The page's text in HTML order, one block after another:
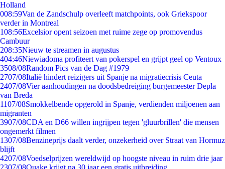
Holland
008:59Van de Zandschulp overleeft matchpoints, ook Griekspoor
verder in Montreal
108:56Excelsior opent seizoen met ruime zege op promovendus
Cambuur
208:35Nieuw te streamen in augustus
404:46Niewiadoma profiteert van pokerspel en grijpt geel op Ventoux
3508/08Random Pics van de Dag #1979
2707/08Italië hindert reizigers uit Spanje na migratiecrisis Ceuta
2407/08Vier aanhoudingen na doodsbedreiging burgemeester Depla
van Breda
1107/08Smokkelbende opgerold in Spanje, verdienden miljoenen aan
migranten
3907/08CDA en D66 willen ingrijpen tegen 'gluurbrillen' die mensen
ongemerkt filmen
1307/08Benzineprijs daalt verder, onzekerheid over Straat van Hormuz
blijft
4207/08Voedselprijzen wereldwijd op hoogste niveau in ruim drie jaar
2307/08Quake krijgt na 30 jaar een gratis uitbreiding